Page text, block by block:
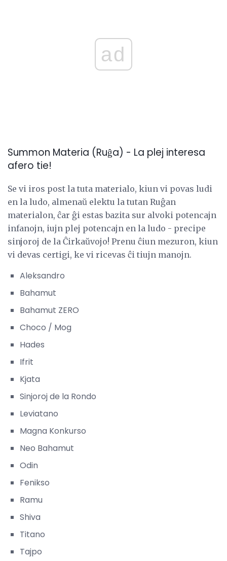
ad
Summon Materia (Ruĝa) - La plej interesa
afero tie!
Se vi iros post la tuta materialo, kiun vi povas ludi
en la ludo, almenaŭ elektu la tutan Ruĝan
materialon, ĉar ĝi estas bazita sur alvoki potencajn
infanojn, iujn plej potencajn en la ludo - precipe
sinjoroj de la Ĉirkaŭvojo! Prenu ĉiun mezuron, kiun
vi devas certigi, ke vi ricevas ĉi tiujn manojn.
Aleksandro
Bahamut
Bahamut ZERO
Choco / Mog
Hades
Ifrit
Kjata
Sinjoroj de la Rondo
Leviatano
Magna Konkurso
Neo Bahamut
Odin
Fenikso
Ramu
Shiva
Titano
Tajpo